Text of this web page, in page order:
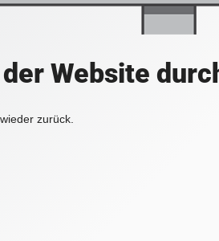
Website
zurück.